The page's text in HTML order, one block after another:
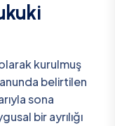
kurulmuş
belirtilen
sona
bir ayrılığı